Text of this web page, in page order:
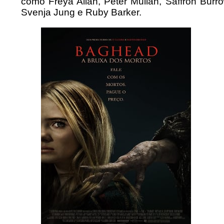
Svenja Jung e Ruby Barker.